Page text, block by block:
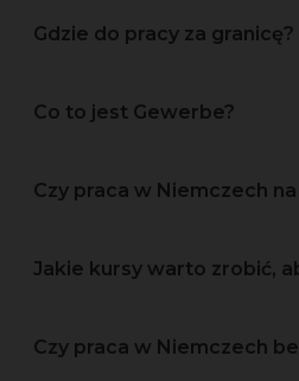
Gdzie do pracy za granicę?
Co to jest Gewerbe?
Czy praca w Niemczech
Jakie kursy warto zrobić,
Czy praca w Niemczech